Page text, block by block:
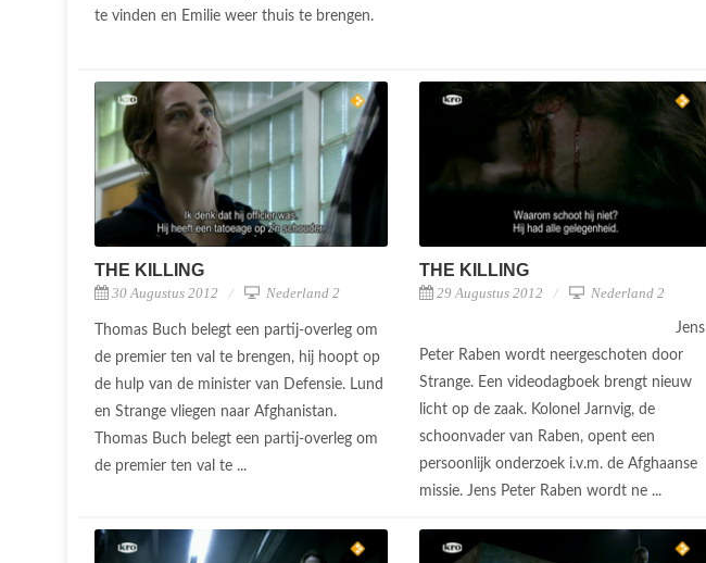
te vinden en Emilie weer thuis te brengen.
THE KILLING
30 Augustus 2012 Nederland 2
Thomas Buch belegt een partij-overleg om
de premier ten val te brengen, hij hoopt op
de hulp van de minister van Defensie. Lund
en Strange vliegen naar Afghanistan.
Thomas Buch belegt een partij-overleg om
de premier ten val te ...
THE KILLING
29 Augustus 2012 Nederland 2
Jens
Peter Raben wordt neergeschoten door
Strange. Een videodagboek brengt nieuw
licht op de zaak. Kolonel Jarnvig, de
schoonvader van Raben, opent een
persoonlijk onderzoek i.v.m. de Afghaanse
missie. Jens Peter Raben wordt ne ...